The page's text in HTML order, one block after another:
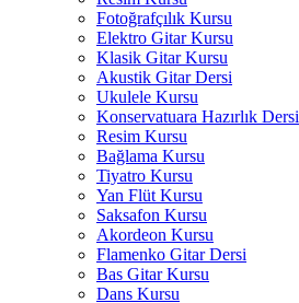
Fotoğrafçılık Kursu
Elektro Gitar Kursu
Klasik Gitar Kursu
Akustik Gitar Dersi
Ukulele Kursu
Konservatuara Hazırlık Dersi
Resim Kursu
Bağlama Kursu
Tiyatro Kursu
Yan Flüt Kursu
Saksafon Kursu
Akordeon Kursu
Flamenko Gitar Dersi
Bas Gitar Kursu
Dans Kursu